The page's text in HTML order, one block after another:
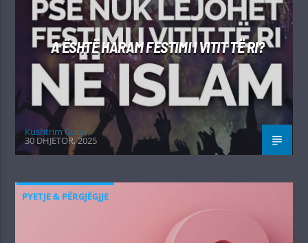
A ËSHTË HARAM FESTIMI I VITIT TË RI?
Kushtrim Guraj
30 DHJETOR, 2025
PYETJE & PËRGJËGJJE